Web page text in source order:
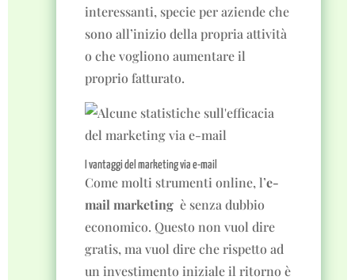
interessanti, specie per aziende che
sono all’inizio della propria attività
o che vogliono aumentare il
proprio fatturato.
I vantaggi del marketing via e-mail
Come molti strumenti online, l’e-
mail marketing è senza dubbio
economico. Questo non vuol dire
gratis, ma vuol dire che rispetto ad
un investimento iniziale il ritorno è